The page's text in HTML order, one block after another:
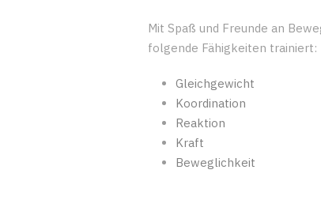
Mit Spaß und Freunde an
folgende Fähigkeiten trainiert:
Gleichgewicht
Koordination
Reaktion
Kraft
Beweglichkeit